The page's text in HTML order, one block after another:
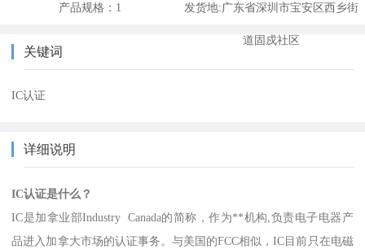
产品规格： 1 发货地:广东省深圳市宝安区西乡街
道固戍社区
关键词
IC认证
详细说明
IC认证是什么？
IC是加拿业部Industry Canada的简称，作为**机构,负责电子电器产
品进入加拿大市场的认证事务。与美国的FCC相似，IC目前只在电磁